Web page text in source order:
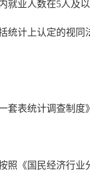
就业人数在5人及
统计上认定的视
套表统计调查制
照《国民经济行业